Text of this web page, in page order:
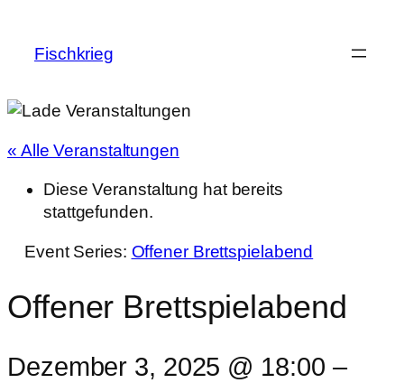
Fischkrieg
« Alle Veranstaltungen
Diese Veranstaltung hat bereits
stattgefunden.
Event Series: Offener Brettspielabend
Offener Brettspielabend
Dezember 3, 2025 @ 18:00 –